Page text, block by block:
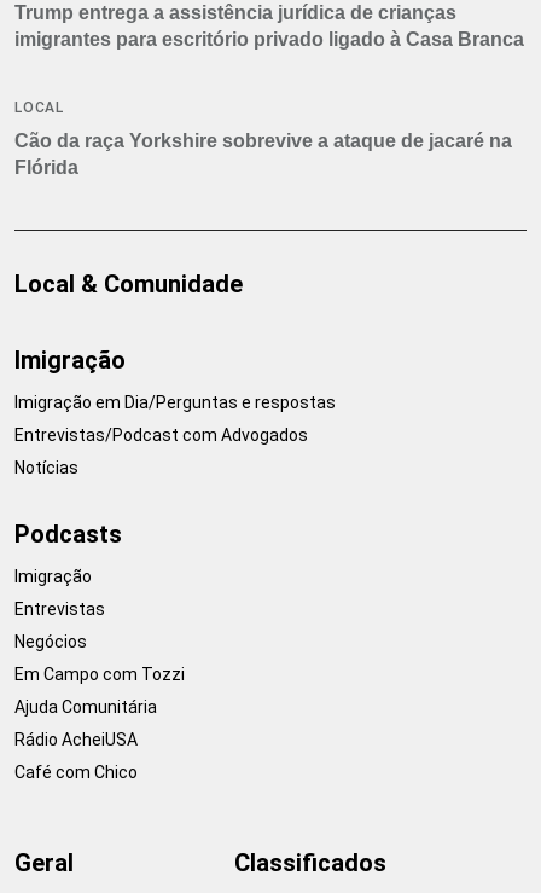
Trump entrega a assistência jurídica de crianças
imigrantes para escritório privado ligado à Casa Branca
LOCAL
Cão da raça Yorkshire sobrevive a ataque de jacaré na
Flórida
Local & Comunidade
Imigração
Imigração em Dia/Perguntas e respostas
Entrevistas/Podcast com Advogados
Notícias
Podcasts
Imigração
Entrevistas
Negócios
Em Campo com Tozzi
Ajuda Comunitária
Rádio AcheiUSA
Café com Chico
Geral Classificados